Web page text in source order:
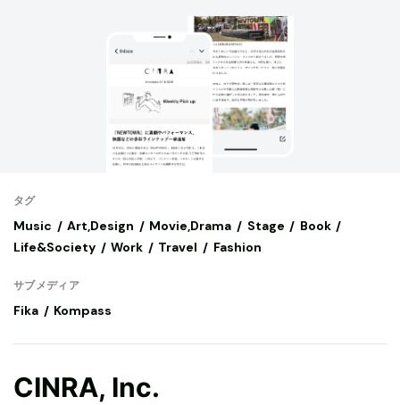
タグ
Music Art,Design Movie,Drama Stage
Book
Life&Society
Work Travel Fashion
サブメディア
Fika Kompass
CINRA, Inc.